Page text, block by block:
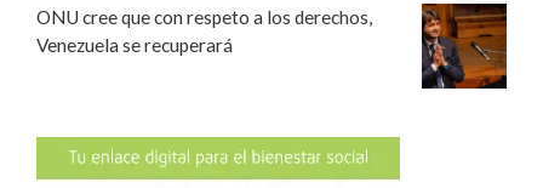
ONU cree que con respeto a los derechos,
Venezuela se recuperará